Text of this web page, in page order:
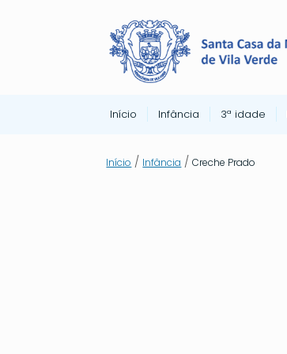
Início Infância 3ª idade
Início / Infância /Creche Prado